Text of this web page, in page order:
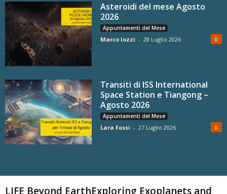
Asteroidi del mese Agosto
2026
Appuntamenti del Mese
Marco Iozzi - 28 Luglio 2026 0
Transiti di ISS International
Space Station e Tiangong –
Agosto 2026
Appuntamenti del Mese
Lara Fossi - 27 Luglio 2026 0
LIFE Beyond EarthExploring Exoplanets and